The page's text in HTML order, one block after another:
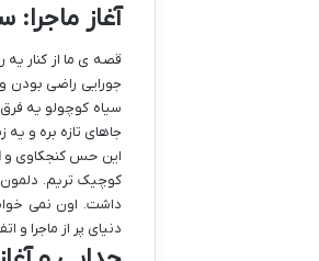
آغاز
قصه ی ما از کنار
جورایی راضی بودن
سیاه کوچولو یه
جاهای تازه بره و
این حس کنجکاوی و
کوچیک تریم.
داشت. اون نمی
دنیای پر از ماجرا و